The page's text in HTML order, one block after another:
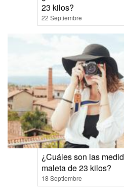
23 kilos?
22 Septiembre
¿Cuáles son las
maleta de 23 kilos?
18 Septiembre